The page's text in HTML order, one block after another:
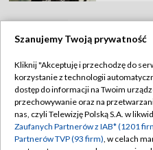
Biuro
Oferta
Polityka
Szanujemy Twoją prywatność
Kliknij "Akceptuję i przechodzę do
korzystanie z technologii
dostęp do informacji na Twoim
przechowywanie oraz na
nas, czyli Telewizję Polską S.A. w
Zaufanych Partnerów z IAB* (1201
Partnerów TVP (93 firm), w celach